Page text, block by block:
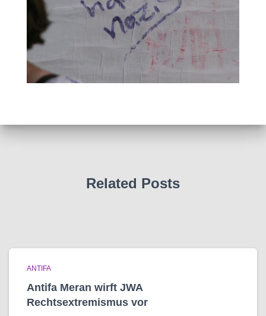
Related Posts
ANTIFA
Antifa Meran wirft JWA
Rechtsextremismus vor